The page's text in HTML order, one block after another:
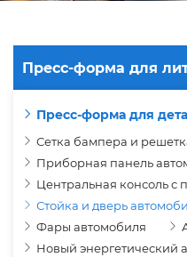
Пресс-форма для
Пресс-форма для
Сетка бампера и
Приборная панель
Центральная консоль с
Стойка и дверь
Фары автомобиля
Новый энергетический